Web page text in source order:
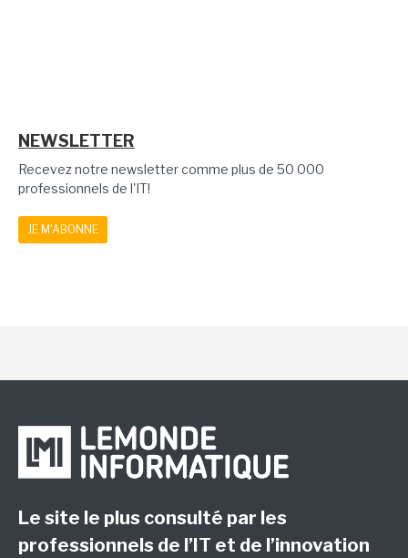
NEWSLETTER
Recevez notre newsletter comme plus de 50 000
professionnels de l'IT!
JE M'ABONNE
Le site le plus consulté par les
professionnels de l’IT et de l’innovation